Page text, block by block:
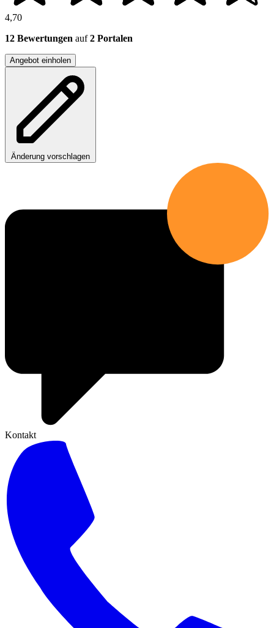
4,70
12 Bewertungen auf2 Portalen
Angebot einholen
Änderung vorschlagen
Kontakt